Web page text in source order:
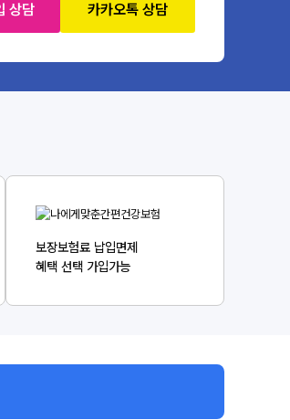
상담 카카오톡 상담
보장보험료 납입면제
혜택 선택 가입가능